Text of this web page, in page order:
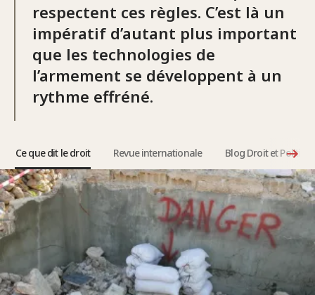
respectent ces règles. C’est là un
impératif d’autant plus important
que les technologies de
l’armement se développent à un
rythme effréné.
Ce que dit le droit Revue internationale Blog Droit et